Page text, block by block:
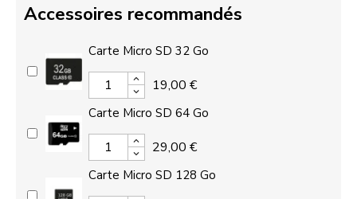
Accessoires recommandés
Carte Micro SD 32 Go
19,00 €
Carte Micro SD 64 Go
29,00 €
Carte Micro SD 128 Go